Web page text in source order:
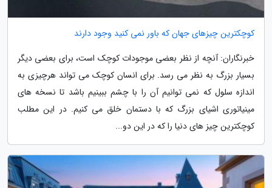
کوچکترین چیزهای جهان که باور نمی کنید وجود دارند
خبرنگاران: آنچه از نظر بعضی موجودات کوچک است، برای بعضی دیگر
بسیار بزرگ به نظر می رسد. برای انسان کوچک می تواند هرچیزی به
اندازه سلول که نمی توانیم آن را با چشم ببینیم باشد تا نسخه های
مینیاتوری اشیای بزرگ که با دستمان خلق می کنیم. در این مطلب
کوچکترین چیز های دنیا را که در این دو...